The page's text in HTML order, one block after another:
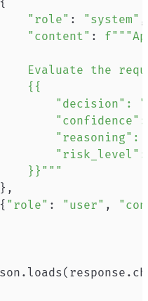
"role" : "system" ,
"content" :
}}"""
} ,
{ "role" : "user" ,
. loads( response .